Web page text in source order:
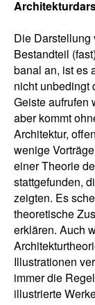
Die Darstellung
Bestandteil
banal an, ist es
nicht unbedingt
Geiste aufrufen
aber kommt
Architektur,
wenige
einer Theorie
stattgefunden,
zeigten. Es
theoretische
erklären. Auch
Illustrationen
immer die
illustrierte